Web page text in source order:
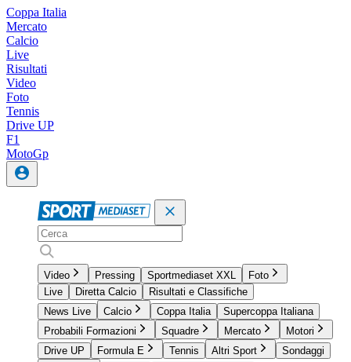
Coppa Italia
Mercato
Calcio
Live
Risultati
Video
Foto
Tennis
Drive UP
F1
MotoGp
Video Pressing Sportmediaset XXL
Foto
Live
Diretta Calcio
Risultati e Classifiche
News Live
Calcio Coppa Italia
Supercoppa Italiana
Probabili Formazioni
Squadre Mercato
Motori
Drive UP
Formula E Tennis Altri Sport
Sondaggi